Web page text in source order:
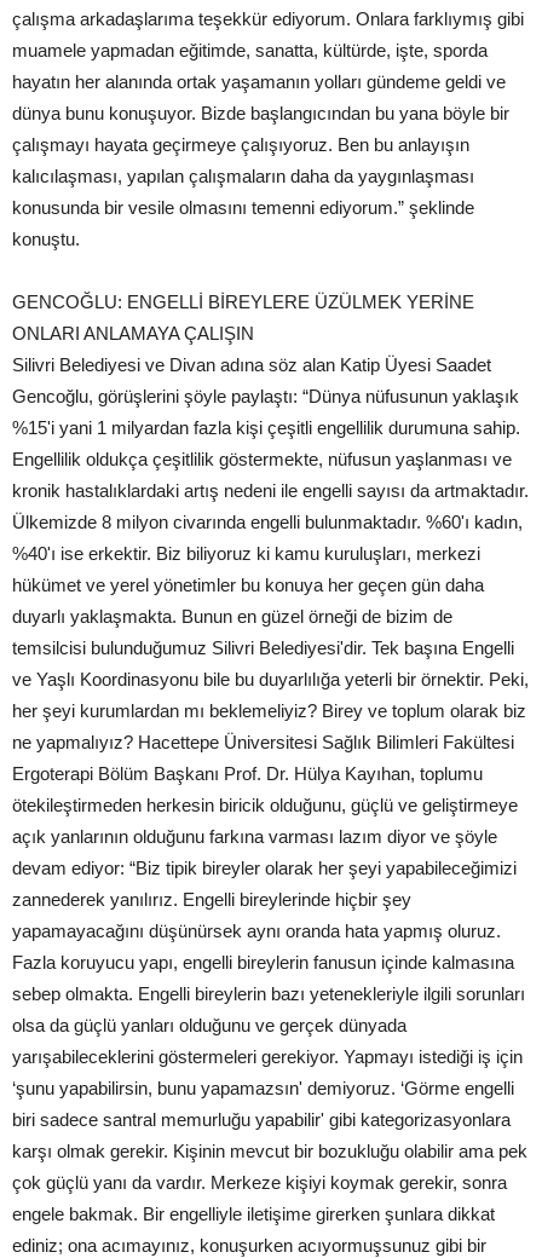
çalışma arkadaşlarıma teşekkür ediyorum. Onlara farklıymış gibi
muamele yapmadan eğitimde, sanatta, kültürde, işte, sporda
hayatın her alanında ortak yaşamanın yolları gündeme geldi ve
dünya bunu konuşuyor. Bizde başlangıcından bu yana böyle bir
çalışmayı hayata geçirmeye çalışıyoruz. Ben bu anlayışın
kalıcılaşması, yapılan çalışmaların daha da yaygınlaşması
konusunda bir vesile olmasını temenni ediyorum.” şeklinde
konuştu.
GENCOĞLU: ENGELLİ BİREYLERE ÜZÜLMEK YERİNE
ONLARI ANLAMAYA ÇALIŞIN
Silivri Belediyesi ve Divan adına söz alan Katip Üyesi Saadet
Gencoğlu, görüşlerini şöyle paylaştı: “Dünya nüfusunun yaklaşık
%15'i yani 1 milyardan fazla kişi çeşitli engellilik durumuna sahip.
Engellilik oldukça çeşitlilik göstermekte, nüfusun yaşlanması ve
kronik hastalıklardaki artış nedeni ile engelli sayısı da artmaktadır.
Ülkemizde 8 milyon civarında engelli bulunmaktadır. %60'ı kadın,
%40'ı ise erkektir. Biz biliyoruz ki kamu kuruluşları, merkezi
hükümet ve yerel yönetimler bu konuya her geçen gün daha
duyarlı yaklaşmakta. Bunun en güzel örneği de bizim de
temsilcisi bulunduğumuz Silivri Belediyesi'dir. Tek başına Engelli
ve Yaşlı Koordinasyonu bile bu duyarlılığa yeterli bir örnektir. Peki,
her şeyi kurumlardan mı beklemeliyiz? Birey ve toplum olarak biz
ne yapmalıyız? Hacettepe Üniversitesi Sağlık Bilimleri Fakültesi
Ergoterapi Bölüm Başkanı Prof. Dr. Hülya Kayıhan, toplumu
ötekileştirmeden herkesin biricik olduğunu, güçlü ve geliştirmeye
açık yanlarının olduğunu farkına varması lazım diyor ve şöyle
devam ediyor: “Biz tipik bireyler olarak her şeyi yapabileceğimizi
zannederek yanılırız. Engelli bireylerinde hiçbir şey
yapamayacağını düşünürsek aynı oranda hata yapmış oluruz.
Fazla koruyucu yapı, engelli bireylerin fanusun içinde kalmasına
sebep olmakta. Engelli bireylerin bazı yetenekleriyle ilgili sorunları
olsa da güçlü yanları olduğunu ve gerçek dünyada
yarışabileceklerini göstermeleri gerekiyor. Yapmayı istediği iş için
‘şunu yapabilirsin, bunu yapamazsın' demiyoruz. ‘Görme engelli
biri sadece santral memurluğu yapabilir' gibi kategorizasyonlara
karşı olmak gerekir. Kişinin mevcut bir bozukluğu olabilir ama pek
çok güçlü yanı da vardır. Merkeze kişiyi koymak gerekir, sonra
engele bakmak. Bir engelliyle iletişime girerken şunlara dikkat
ediniz; ona acımayınız, konuşurken acıyormuşsunuz gibi bir